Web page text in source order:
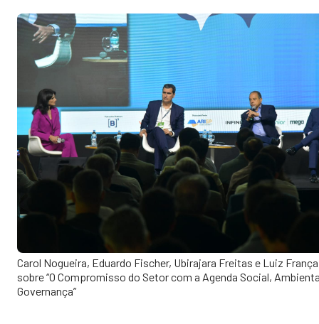
Carol Nogueira, Eduardo Fischer, Ubirajara Freitas e Luiz
sobre “O Compromisso do Setor com a Agenda Social,
Governança”